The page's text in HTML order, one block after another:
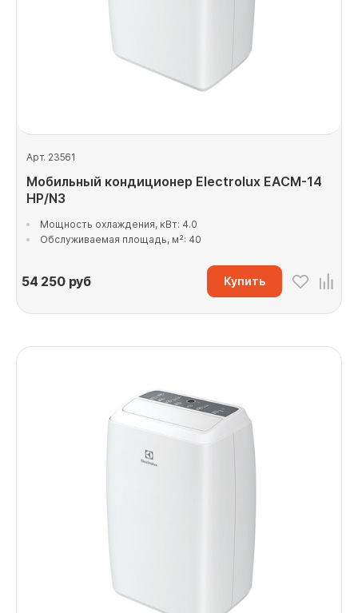
Арт. 23561
Мобильный кондиционер Electrolux EACM-14
HP/N3
Мощность охлаждения, кВт: 4.0
Обслуживаемая площадь, м²: 40
54 250руб Купить